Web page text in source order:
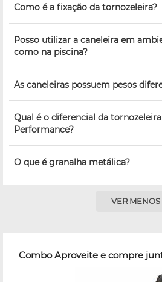
Como é a fixação da tornozeleira?
Posso utilizar a caneleira em
como na piscina?
As caneleiras possuem pesos
Qual é o diferencial da
Performance?
O que é granalha metálica?
VER MENOS
Combo Aproveite e compre